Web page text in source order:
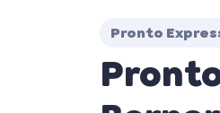
Pronto